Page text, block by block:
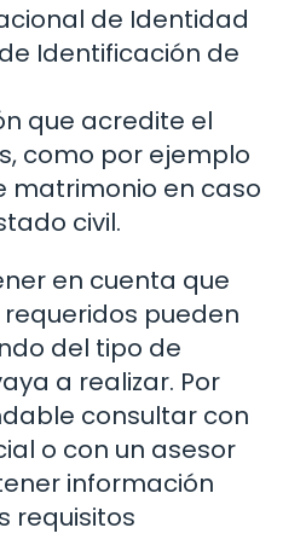
de Identidad
Identificación de
que acredite el
como por ejemplo
matrimonio en caso
civil.
en cuenta que
pueden
del tipo de
a realizar. Por
consultar con
o con un asesor
información
requisitos